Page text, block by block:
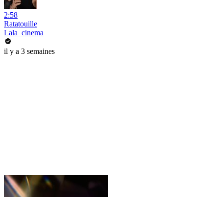
2:58
Ratatouille
Lala_cinema
il y a 3 semaines